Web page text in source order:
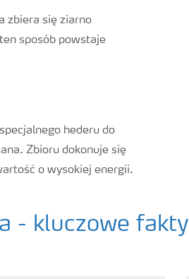
zbiera się ziarno
sposób powstaje
hederu do
Zbioru dokonuje się
o wysokiej energii.
- kluczowe fakty